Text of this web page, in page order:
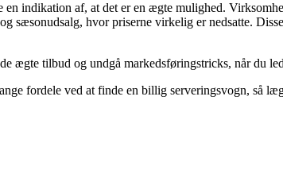
indikation af, at det er en ægte mulighed.
sæsonudsalg, hvor priserne virkelig er nedsatte.
ægte tilbud og undgå markedsføringstricks, når du
fordele ved at finde en billig serveringsvogn, så